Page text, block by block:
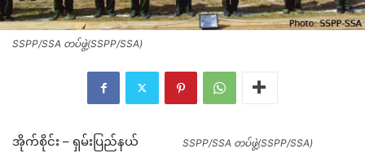
SSPP/SSA တပ်ဖွဲ့(SSPP/SSA)
SSPP/SSA တပ်ဖွဲ့(SSPP/SSA)
အိုက်စိုင်း – ရှမ်းပြည်နယ်